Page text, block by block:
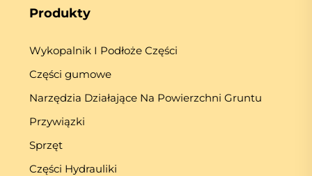
Produkty
Wykopalnik I Podłoże Części
Części gumowe
Narzędzia Działające Na Powierzchni Gruntu
Przywiązki
Sprzęt
Części Hydrauliki